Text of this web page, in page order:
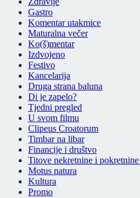
Gastro
Komentar utakmice
Maturalna večer
Ko(š)mentar
Izdvojeno
Festivo
Kancelarija
Druga strana baluna
Di je zapelo?
Tjedni pregled
U svom filmu
Clipeus Croatorum
Timbar na libar
Financije i društvo
Titove nekretnine i
Motus natura
Kultura
Promo